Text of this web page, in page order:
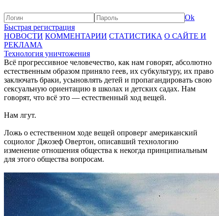
Ok
Быстрая регистрация
НОВОСТИ КОММЕНТАРИИ СТАТИСТИКА О САЙТЕ И
РЕКЛАМА
Технология уничтожения
Всё прогрессивное человечество, как нам говорят, абсолютно
естественным образом приняло геев, их субкультуру, их право
заключать браки, усыновлять детей и пропагандировать свою
сексуальную ориентацию в школах и детских садах. Нам
говорят, что всё это — естественный ход вещей.
Нам лгут.
Ложь о естественном ходе вещей опроверг американский
социолог Джозеф Овертон, описавший технологию
изменение отношения общества к некогда принципиальным
для этого общества вопросам.